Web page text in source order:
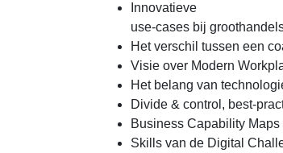
Innovatieve
use-cases bij
Het verschil tussen een
Visie over Modern
Het belang van
Divide & control, best-
Business Capability
Skills van de Digital